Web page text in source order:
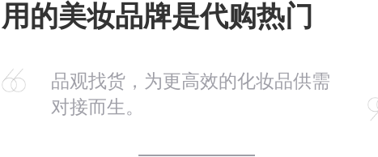
用的美妆品牌是代购热门
品观找货，为更高效的化妆品供需
对接而生。